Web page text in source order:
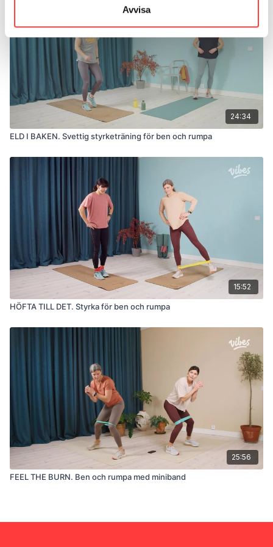
Avvisa
24:34
ELD I BAKEN. Svettig styrketräning för ben och rumpa
15:52
HÖFTA TILL DET. Styrka för ben och rumpa
25:56
FEEL THE BURN. Ben och rumpa med miniband